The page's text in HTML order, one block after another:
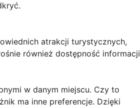
atrakcji turystycznych,
również dostępność informacji
w danym miejscu. Czy to
ma inne preferencje. Dzięki